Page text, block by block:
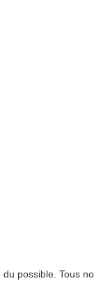
possible. Tous